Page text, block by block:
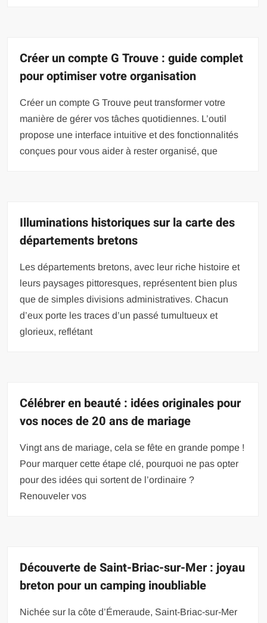
Créer un compte G Trouve : guide complet
pour optimiser votre organisation
Créer un compte G Trouve peut transformer votre
manière de gérer vos tâches quotidiennes. L’outil
propose une interface intuitive et des fonctionnalités
conçues pour vous aider à rester organisé, que
Illuminations historiques sur la carte des
départements bretons
Les départements bretons, avec leur riche histoire et
leurs paysages pittoresques, représentent bien plus
que de simples divisions administratives. Chacun
d’eux porte les traces d’un passé tumultueux et
glorieux, reflétant
Célébrer en beauté : idées originales pour
vos noces de 20 ans de mariage
Vingt ans de mariage, cela se fête en grande pompe !
Pour marquer cette étape clé, pourquoi ne pas opter
pour des idées qui sortent de l’ordinaire ?
Renouveler vos
Découverte de Saint-Briac-sur-Mer : joyau
breton pour un camping inoubliable
Nichée sur la côte d’Émeraude, Saint-Briac-sur-Mer